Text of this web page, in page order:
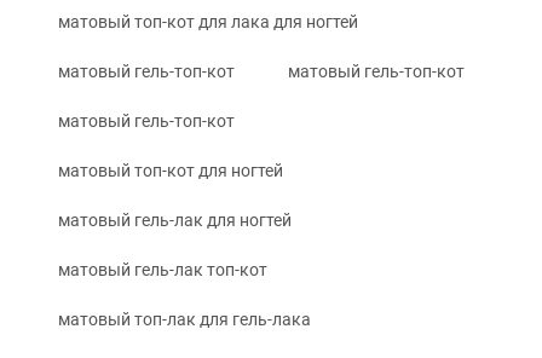
матовый топ-кот для лака для ногтей
матовый гель-топ-кот матовый гель-топ-кот
матовый гель-топ-кот
матовый топ-кот для ногтей
матовый гель-лак для ногтей
матовый гель-лак топ-кот
матовый топ-лак для гель-лака